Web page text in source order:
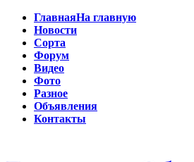
ГлавнаяНа главную
Новости
Сорта
Форум
Видео
Фото
Разное
Объявления
Контакты